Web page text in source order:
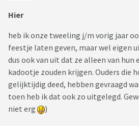
Hier
heb ik onze tweeling j/m vorig jaar
feestje laten geven, maar wel eigen
dus ook van uit dat ze alleen van hun
kadootje zouden krijgen. Ouders die
gelijktijdig deed, hebben gevraagd
toen heb ik dat ook zo uitgelegd.
niet erg
)